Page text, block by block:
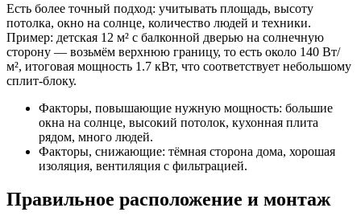
Есть более точный подход: учитывать площадь, высоту
потолка, окно на солнце, количество людей и техники.
Пример: детская 12 м² с балконной дверью на солнечную
сторону — возьмём верхнюю границу, то есть около 140 Вт/
м², итоговая мощность 1.7 кВт, что соответствует небольшому
сплит‑блоку.
Факторы, повышающие нужную мощность: большие
окна на солнце, высокий потолок, кухонная плита
рядом, много людей.
Факторы, снижающие: тёмная сторона дома, хорошая
изоляция, вентиляция с фильтрацией.
Правильное расположение и монтаж